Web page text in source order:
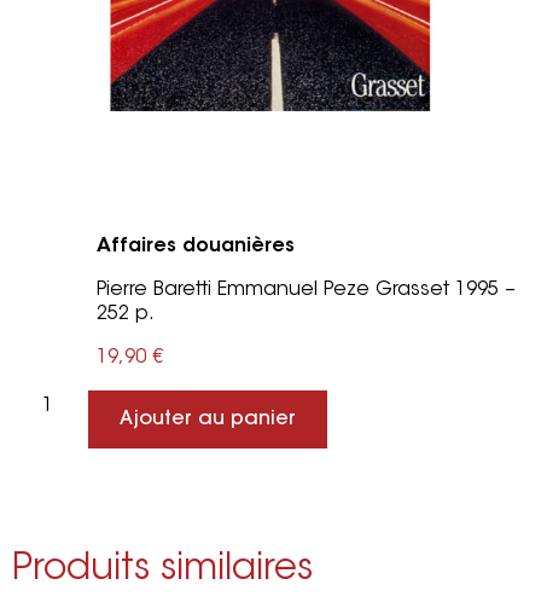
Affaires douanières
Pierre Baretti Emmanuel Peze Grasset 1995 –
252 p.
19,90 €
Ajouter au panier
Produits similaires